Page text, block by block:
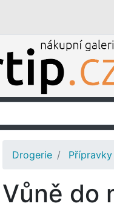
Drogerie
Vůně do